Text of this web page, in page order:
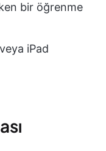
bir öğrenme
iPad